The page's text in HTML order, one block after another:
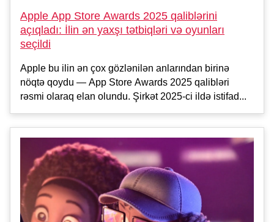
Apple App Store Awards 2025 qaliblərini
açıqladı: İlin ən yaxşı tətbiqləri və oyunları
seçildi
Apple bu ilin ən çox gözlənilən anlarından birinə
nöqtə qoydu — App Store Awards 2025 qalibləri
rəsmi olaraq elan olundu. Şirkət 2025-ci ildə istifad...